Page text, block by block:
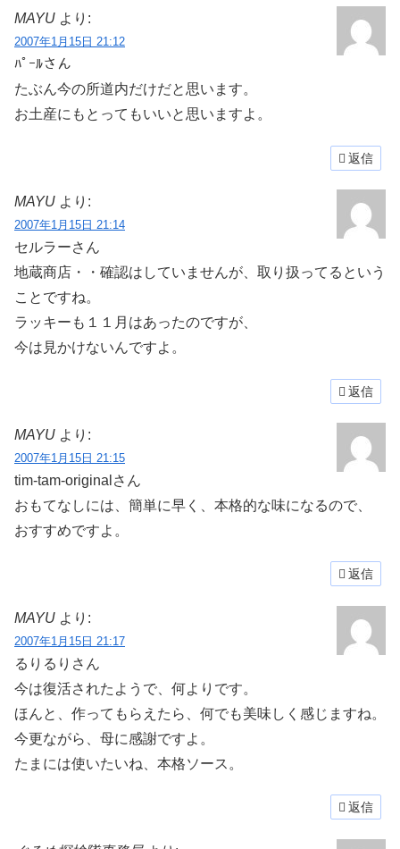
MAYU より:
2007年1月15日 21:12
ﾊﾟｰﾙさん
たぶん今の所道内だけだと思います。
お土産にもとってもいいと思いますよ。
返信
MAYU より:
2007年1月15日 21:14
セルラーさん
地蔵商店・・確認はしていませんが、取り扱ってるという
ことですね。
ラッキーも１１月はあったのですが、
今は見かけないんですよ。
返信
MAYU より:
2007年1月15日 21:15
tim-tam-originalさん
おもてなしには、簡単に早く、本格的な味になるので、
おすすめですよ。
返信
MAYU より:
2007年1月15日 21:17
るりるりさん
今は復活されたようで、何よりです。
ほんと、作ってもらえたら、何でも美味しく感じますね。
今更ながら、母に感謝ですよ。
たまには使いたいね、本格ソース。
返信